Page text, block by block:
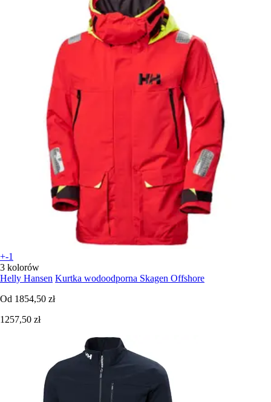
+-1
3 kolorów
Helly Hansen Kurtka wodoodporna Skagen Offshore
Od 1854,50 zł
1257,50 zł